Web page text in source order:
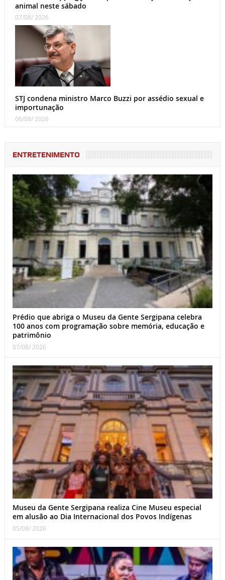
animal neste sábado
07/08/ 2026
STJ condena ministro Marco Buzzi por assédio sexual e
importunação
06/08/ 2026
ENTRETENIMENTO
Prédio que abriga o Museu da Gente Sergipana celebra
100 anos com programação sobre memória, educação e
patrimônio
07/08/ 2026
Museu da Gente Sergipana realiza Cine Museu especial
em alusão ao Dia Internacional dos Povos Indígenas
05/08/ 2026